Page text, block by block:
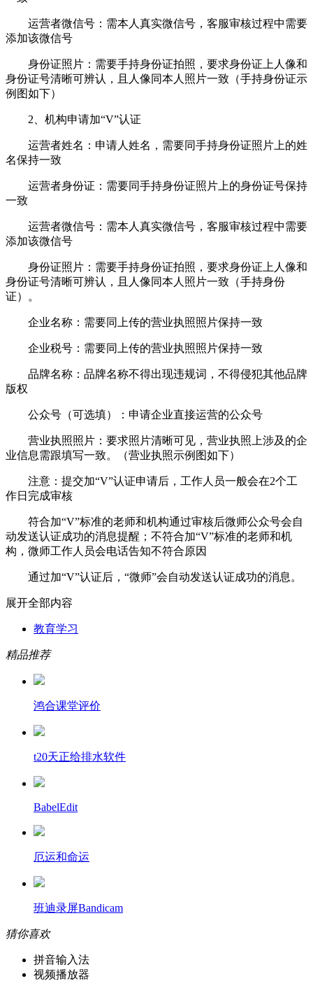
运营者微信号：需本人真实微信号，客服审核过程中需要
添加该微信号
身份证照片：需要手持身份证拍照，要求身份证上人像和
身份证号清晰可辨认，且人像同本人照片一致（手持身份证示
例图如下）
2、机构申请加“V”认证
运营者姓名：申请人姓名，需要同手持身份证照片上的姓
名保持一致
运营者身份证：需要同手持身份证照片上的身份证号保持
一致
运营者微信号：需本人真实微信号，客服审核过程中需要
添加该微信号
身份证照片：需要手持身份证拍照，要求身份证上人像和
身份证号清晰可辨认，且人像同本人照片一致（手持身份
证）。
企业名称：需要同上传的营业执照照片保持一致
企业税号：需要同上传的营业执照照片保持一致
品牌名称：品牌名称不得出现违规词，不得侵犯其他品牌
版权
公众号（可选填）：申请企业直接运营的公众号
营业执照照片：要求照片清晰可见，营业执照上涉及的企
业信息需跟填写一致。（营业执照示例图如下）
注意：提交加“V”认证申请后，工作人员一般会在2个工
作日完成审核
符合加“V”标准的老师和机构通过审核后微师公众号会自
动发送认证成功的消息提醒；不符合加“V”标准的老师和机
构，微师工作人员会电话告知不符合原因
通过加“V”认证后，“微师”会自动发送认证成功的消息。
展开全部内容
教育学习
精品推荐
鸿合课堂评价
t20天正给排水软件
BabelEdit
厄运和命运
班迪录屏Bandicam
猜你喜欢
拼音输入法
视频播放器